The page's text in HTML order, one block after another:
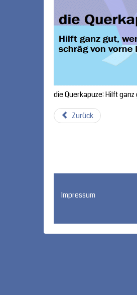
die Querkapuze: Hilft
Zurück
Impressum